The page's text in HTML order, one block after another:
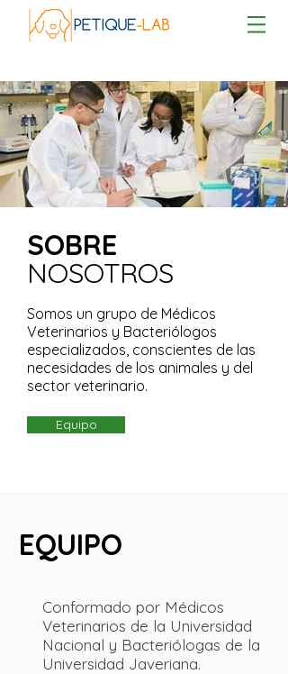
SOBRE
NOSOTROS
Somos un grupo de Médicos
Veterinarios y Bacteriólogos
especializados, conscientes de las
necesidades de los animales y del
sector veterinario.
Equipo
EQUIPO
Conformado por Médicos
Veterinarios de la Universidad
Nacional y Bacteriólogas de la
Universidad Javeriana.